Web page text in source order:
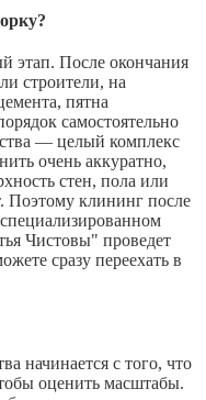
этап. После окончания
строители, на
пятна
самостоятельно
— целый комплекс
очень аккуратно,
стен, пола или
Поэтому клининг после
Чистовы" проведет
сразу переехать в
начинается с того, что
оценить масштабы.